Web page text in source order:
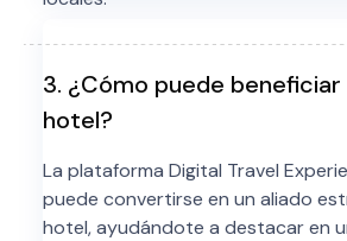
3. ¿Cómo puede beneficiar
hotel?
La plataforma Digital Travel
puede convertirse en un aliado
hotel, ayudándote a destacar en